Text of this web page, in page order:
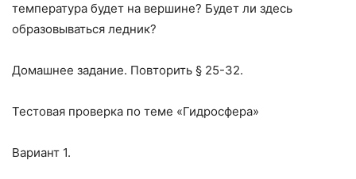
температура будет на вершине? Будет ли здесь
образовываться ледник?
Домашнее задание. Повторить § 25-32.
Тестовая проверка по теме «Гидросфера»
Вариант 1.